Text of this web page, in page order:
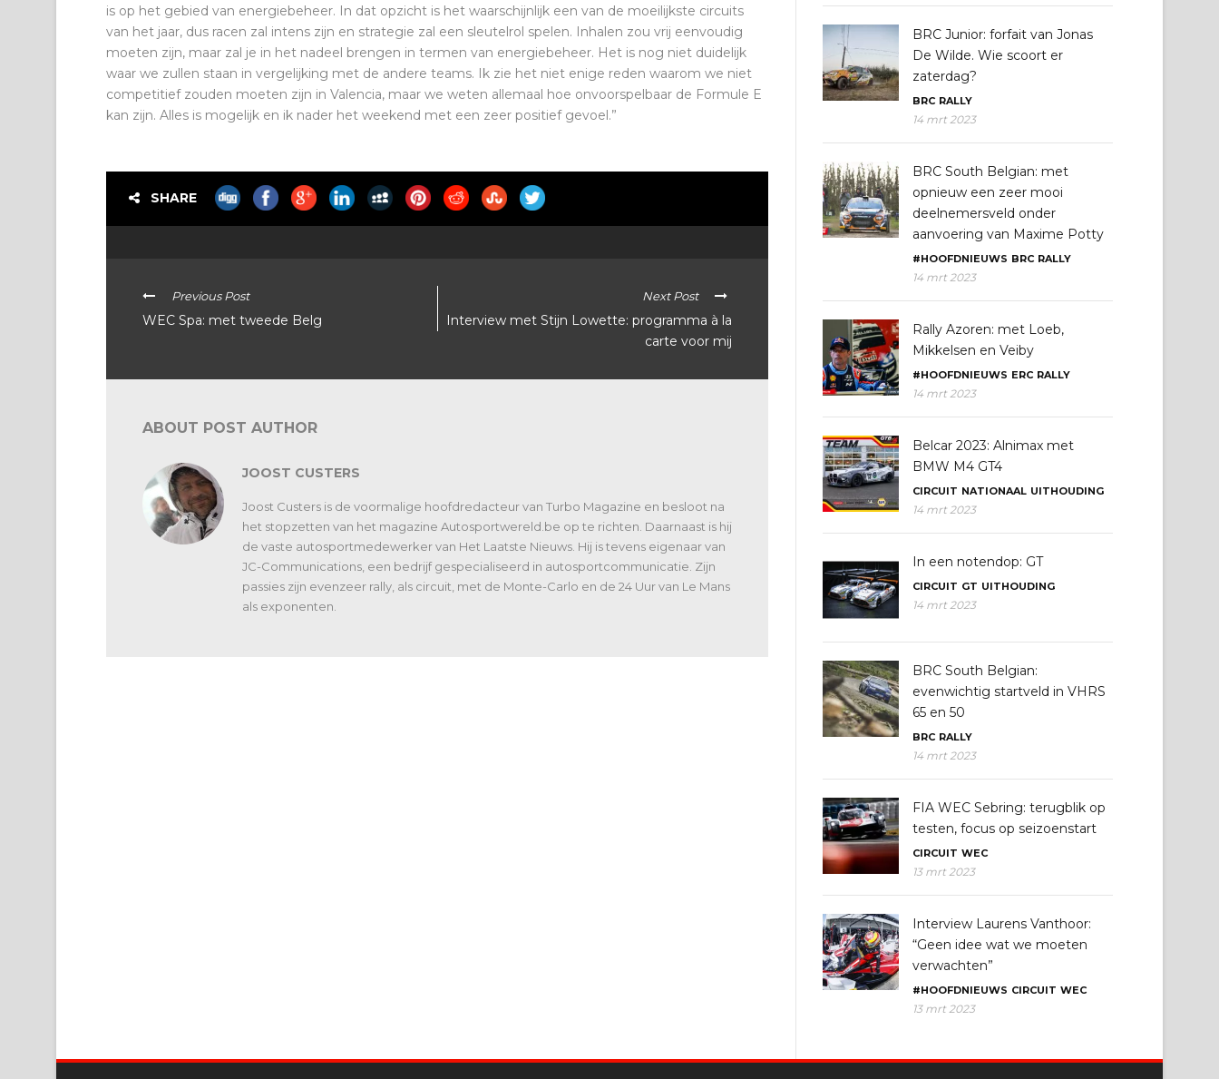
is op het gebied van energiebeheer. In dat opzicht is het waarschijnlijk een van de moeilijkste circuits
van het jaar, dus racen zal intens zijn en strategie zal een sleutelrol spelen. Inhalen zou vrij eenvoudig
moeten zijn, maar zal je in het nadeel brengen in termen van energiebeheer. Het is nog niet duidelijk
waar we zullen staan ​​in vergelijking met de andere teams. Ik zie het niet enige reden waarom we niet
competitief zouden moeten zijn in Valencia, maar we weten allemaal hoe onvoorspelbaar de Formule E
kan zijn. Alles is mogelijk en ik nader het weekend met een zeer positief gevoel.”
SHARE
Previous Post
WEC Spa: met tweede Belg
Next Post
Interview met Stijn Lowette: programma à la
carte voor mij
ABOUT POST AUTHOR
JOOST CUSTERS
Joost Custers is de voormalige hoofdredacteur van Turbo Magazine en besloot na
het stopzetten van het magazine Autosportwereld.be op te richten. Daarnaast is hij
de vaste autosportmedewerker van Het Laatste Nieuws. Hij is tevens eigenaar van
JC-Communications, een bedrijf gespecialiseerd in autosportcommunicatie. Zijn
passies zijn evenzeer rally, als circuit, met de Monte-Carlo en de 24 Uur van Le Mans
als exponenten.
BRC Junior: forfait van Jonas
De Wilde. Wie scoort er
zaterdag?
BRC RALLY
14 mrt 2023
BRC South Belgian: met
opnieuw een zeer mooi
deelnemersveld onder
aanvoering van Maxime Potty
#HOOFDNIEUWS BRC RALLY
14 mrt 2023
Rally Azoren: met Loeb,
Mikkelsen en Veiby
#HOOFDNIEUWS ERC RALLY
14 mrt 2023
Belcar 2023: Alnimax met
BMW M4 GT4
CIRCUIT NATIONAAL UITHOUDING
14 mrt 2023
In een notendop: GT
CIRCUIT GT UITHOUDING
14 mrt 2023
BRC South Belgian:
evenwichtig startveld in VHRS
65 en 50
BRC RALLY
14 mrt 2023
FIA WEC Sebring: terugblik op
testen, focus op seizoenstart
CIRCUIT WEC
13 mrt 2023
Interview Laurens Vanthoor:
“Geen idee wat we moeten
verwachten”
#HOOFDNIEUWS CIRCUIT WEC
13 mrt 2023